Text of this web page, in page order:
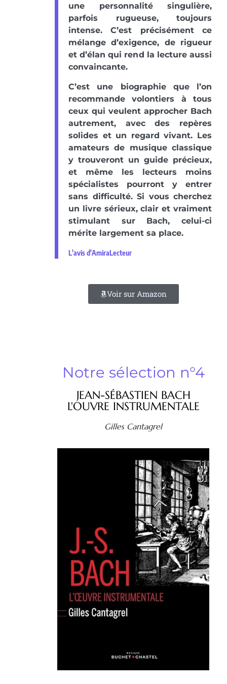
une personnalité singulière,
parfois rugueuse, toujours
intense. C’est précisément ce
mélange d’exigence, de rigueur
et d’élan qui rend la lecture aussi
convaincante.
C’est une biographie que l’on
recommande volontiers à tous
ceux qui veulent approcher Bach
autrement, avec des repères
solides et un regard vivant. Les
amateurs de musique classique
y trouveront un guide précieux,
et même les lecteurs moins
spécialistes pourront y entrer
sans difficulté. Si vous cherchez
un livre sérieux, clair et vraiment
stimulant sur Bach, celui-ci
mérite largement sa place.
L'avis d'AmiraLecteur
Voir sur Amazon
Notre sélection n°4
JEAN-SÉBASTIEN BACH
L'OUVRE INSTRUMENTALE
Gilles Cantagrel